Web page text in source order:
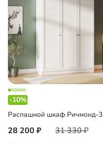
-10%
Распашной шкаф Ричмонд-3
28 200 31 330